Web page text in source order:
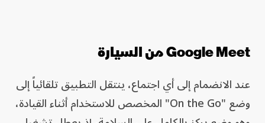
Google Meet من السيارة
عند الانضمام إلى أي اجتماع، ينتقل التطبيق تلقائياً إلى
وضع "On the Go" المخصص للاستخدام أثناء القيادة،